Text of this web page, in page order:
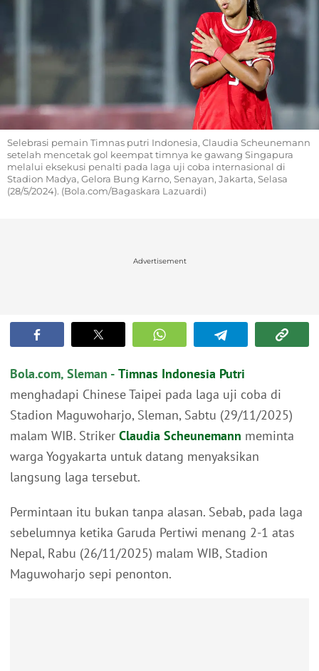
Selebrasi pemain Timnas putri Indonesia, Claudia Scheunemann
setelah mencetak gol keempat timnya ke gawang Singapura
melalui eksekusi penalti pada laga uji coba internasional di
Stadion Madya, Gelora Bung Karno, Senayan, Jakarta, Selasa
(28/5/2024). (Bola.com/Bagaskara Lazuardi)
Advertisement
Bola.com, Sleman - Timnas Indonesia Putri
menghadapi Chinese Taipei pada laga uji coba di
Stadion Maguwoharjo, Sleman, Sabtu (29/11/2025)
malam WIB. Striker Claudia Scheunemann meminta
warga Yogyakarta untuk datang menyaksikan
langsung laga tersebut.
Permintaan itu bukan tanpa alasan. Sebab, pada laga
sebelumnya ketika Garuda Pertiwi menang 2-1 atas
Nepal, Rabu (26/11/2025) malam WIB, Stadion
Maguwoharjo sepi penonton.